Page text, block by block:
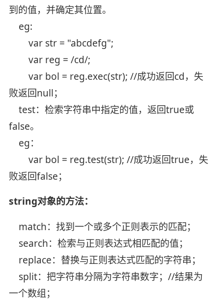
到的值，并确定其位置。
eg:
var str = "abcdefg";
var reg = /cd/;
var bol = reg.exec(str); //成功返回cd，失
败返回null；
test：检索字符串中指定的值，返回true或
false。
eg：
var bol = reg.test(str); //成功返回true，失
败返回false；
string对象的方法：
match：找到一个或多个正则表示的匹配；
search：检索与正则表达式相匹配的值；
replace：替换与正则表达式匹配的字符串；
split：把字符串分隔为字符串数字；//结果为
一个数组；